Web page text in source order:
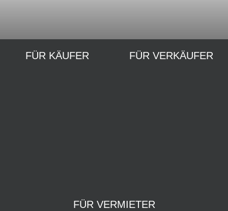
FÜR KÄUFER FÜR VERKÄUFER
FÜR VERMIETER